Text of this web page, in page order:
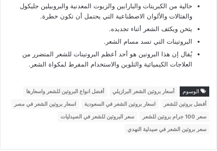
خالية من الكبريتات والبارابين والزيوت المعدنية والبروبيلين جليكول
والفثالات والألوان الاصطناعية التي يحتمل أن تكون خطرة.
يثخن ويكثف الشعر أثناء تجديده.
البروتينات التي تسد مسام الشعر.
يُقال إن هذا البروتين هو أحد أعظم البروتينات للشعر المتضرر من
العلاجات الكيميائية والتلوين والاستخدام المفرط لمكواة الشعر.
الوسوم أسعار بروتين الشعر البرازيلي
أفضل انواع البروتين للشعر واسعارها
أفضل بروتين للشعر
اسعار بروتين الشعر في السعودية
اسعار بروتين الشعر في مصر
سعر 100 جرام بروتين للشعر
سعر البروتين للشعر في الصيدليات
سعر بروتين الشعر في صيدلية النهدي